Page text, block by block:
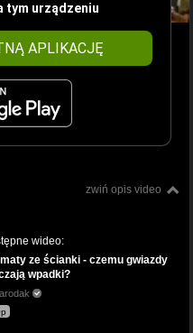
tym urządzeniu
APLIKACJĘ
zwiń opis video
wideo:
ze ścianki - czemu gwiazdy
wpadki?